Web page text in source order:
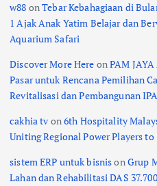
w88 onTebar Kebahagiaan di
1 Ajak Anak Yatim Belajar dan
Aquarium Safari
Discover More Here onPAM
Pasar untuk Rencana Pemilihan
Revitalisasi dan Pembangunan IPA
cakhia tv on6th Hospitality
Uniting Regional Power Players
sistem ERP untuk bisnisonGrup
Lahan dan Rehabilitasi DAS